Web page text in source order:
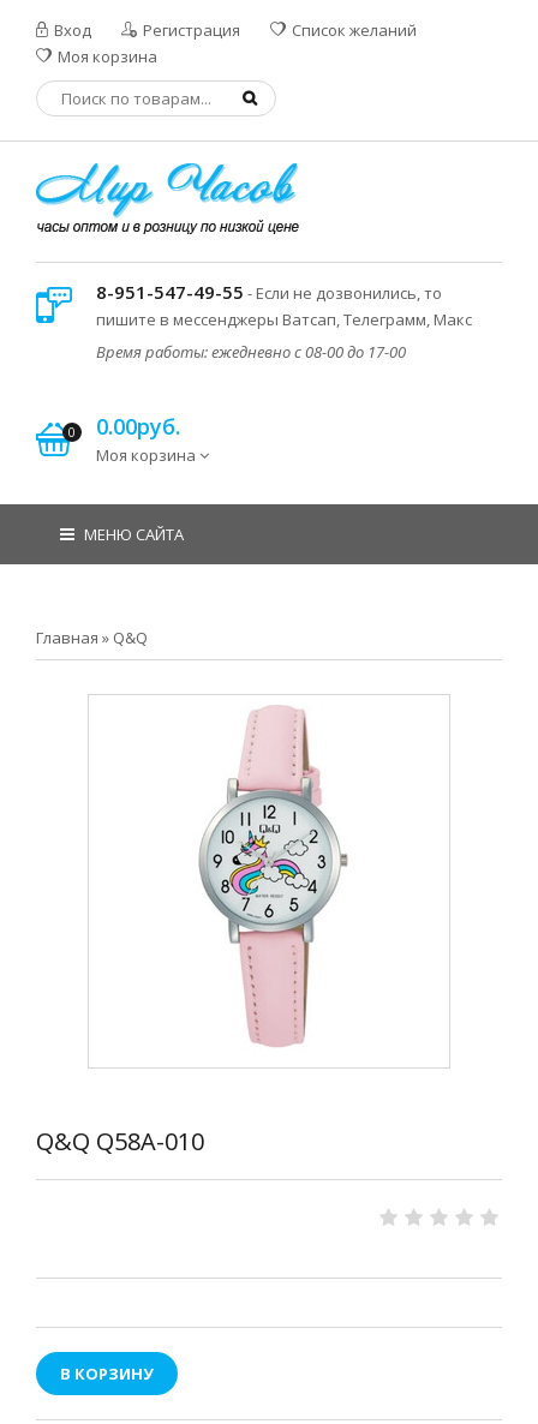
Вход Регистрация
Список желаний
Моя корзина
8-951-547-49-55 - Если не дозвонились, то
пишите в мессенджеры Ватсап, Телеграмм, Макс
Время работы: ежедневно с 08-00 до 17-00
0 0.00руб.
Моя корзина
МЕНЮ САЙТА
Главная » Q&Q
Q&Q Q58A-010
В КОРЗИНУ